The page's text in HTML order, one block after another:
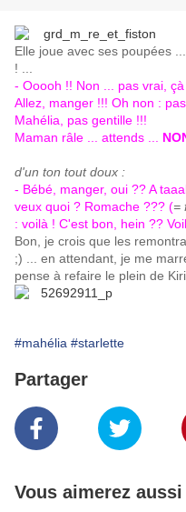
Elle joue avec ses poupées
! ...
- Ooooh !! Non ... pas vrai, çà
Allez, manger !!! Oh non :
Mahélia, pas gentille !!!
Maman râle ... attends ...
d'un ton tout doux :
- Bébé, manger, oui ?? A
veux quoi ? Romache ??? (=
: voilà ! C'est bon, hein ??
Bon, je crois que les
;) ... en attendant, je me
pense à refaire le plein de
#mahélia #starlette
Partager
Vous aimerez aussi